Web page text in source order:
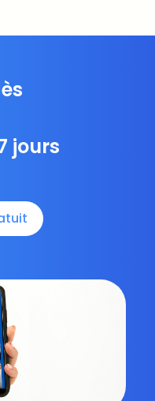
jours